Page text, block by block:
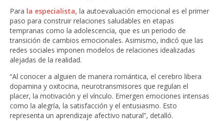
Para la especialista, la autoevaluación emocional es el primer
paso para construir relaciones saludables en etapas
tempranas como la adolescencia, que es un periodo de
transición de cambios emocionales. Asimismo, indicó que las
redes sociales imponen modelos de relaciones idealizadas
alejadas de la realidad.
“Al conocer a alguien de manera romántica, el cerebro libera
dopamina y oxitocina, neurotransmisores que regulan el
placer, la motivación y el vínculo. Emergen emociones intensas
como la alegría, la satisfacción y el entusiasmo. Esto
representa un aprendizaje afectivo natural”, detalló.